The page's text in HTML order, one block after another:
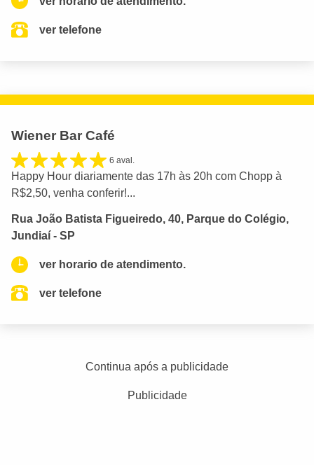
ver telefone
Wiener Bar Café
6 aval.
Happy Hour diariamente das 17h às 20h com Chopp à
R$2,50, venha conferir!...
Rua João Batista Figueiredo, 40, Parque do Colégio,
Jundiaí - SP
ver horario de atendimento.
ver telefone
Continua após a publicidade
Publicidade